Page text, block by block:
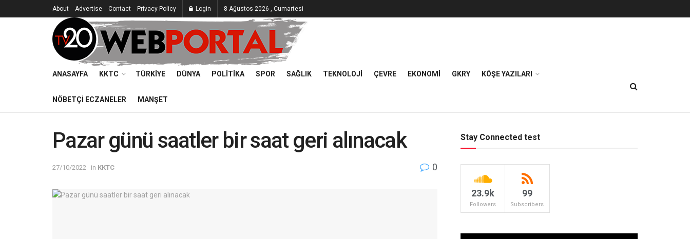
About Advertise Contact Privacy Policy Login 8 Ağustos 2026 , Cumartesi
ANASAYFA KKTC TÜRKIYE DÜNYA POLITIKA SPOR SAĞLIK TEKNOLOJI ÇEVRE EKONOMI GKRY KÖŞE YAZILARI
NÖBETÇI ECZANELER MANŞET
Pazar günü saatler bir saat geri alınacak
27/10/2022 in KKTC 0
Stay Connected test
23.9k
Followers
99
Subscribers